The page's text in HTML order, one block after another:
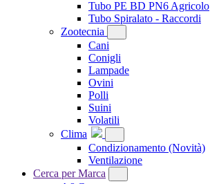
Tubo PE BD PN6 Agricolo
Tubo Spiralato - Raccordi
Zootecnia
Cani
Conigli
Lampade
Ovini
Polli
Suini
Volatili
Clima
Condizionamento (Novità)
Ventilazione
Cerca per Marca